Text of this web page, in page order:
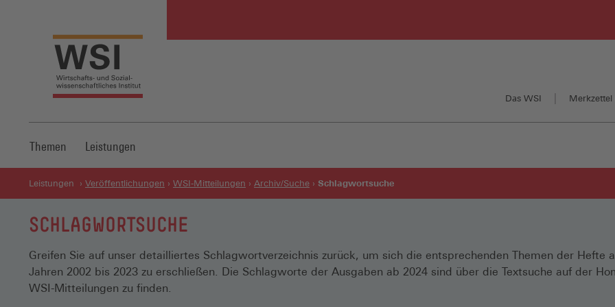
Das WSI Merkzettel
Themen Leistungen
Leistungen Veröffentlichungen WSI-Mitteilungen Archiv/Suche Schlagwortsuche
SCHLAGWORTSUCHE
Greifen Sie auf unser detailliertes Schlagwortverzeichnis zurück, um sich die entsprechenden Themen der Hefte
Jahren 2002 bis 2023 zu erschließen. Die Schlagworte der Ausgaben ab 2024 sind über die Textsuche auf der
WSI-Mitteilungen zu finden.